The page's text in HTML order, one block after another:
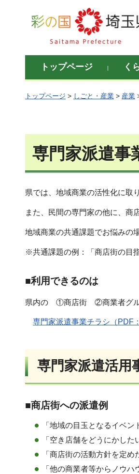
彩の国 埼玉県
トップページ く
トップページ > しごと・産業 > 産業
専門家派遣事
県では、地域商業の活性化に取
また、民間の専門家の他に、商
地域商業の共通課題でお悩みの
※共通課題の例：「商店街の目
■利用できるのは
県内の ①商店街 ②商業者グ
専門家派遣事業チラシ（PDF
専門家派遣活用
■商店街への派遣例
「地域の目玉となるイベ
「空き店舗をどうにかし
「商店街の活動方針を定
「他の商業者等からノウ